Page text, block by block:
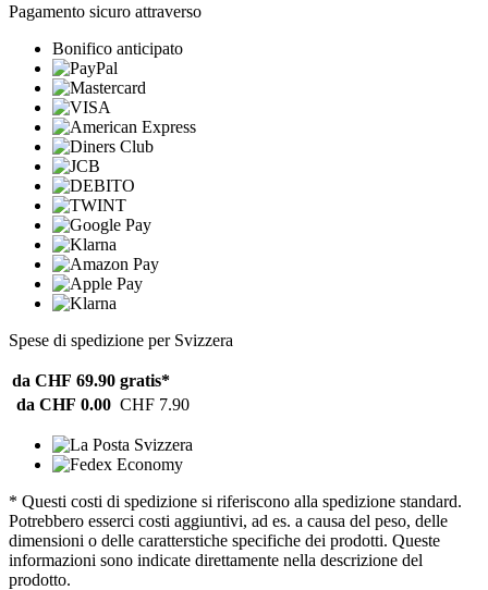
Pagamento sicuro attraverso
Bonifico anticipato
Spese di spedizione per Svizzera
da CHF 69.90 gratis*
da CHF 0.00 CHF 7.90
* Questi costi di spedizione si riferiscono alla spedizione standard.
Potrebbero esserci costi aggiuntivi, ad es. a causa del peso, delle
dimensioni o delle caratterstiche specifiche dei prodotti. Queste
informazioni sono indicate direttamente nella descrizione del
prodotto.